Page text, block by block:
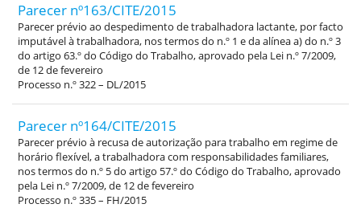
Parecer nº163/CITE/2015
Parecer prévio ao despedimento de trabalhadora lactante, por facto
imputável à trabalhadora, nos termos do n.º 1 e da alínea a) do n.º 3
do artigo 63.º do Código do Trabalho, aprovado pela Lei n.º 7/2009,
de 12 de fevereiro
Processo n.º 322 – DL/2015
Parecer nº164/CITE/2015
Parecer prévio à recusa de autorização para trabalho em regime de
horário flexível, a trabalhadora com responsabilidades familiares,
nos termos do n.º 5 do artigo 57.º do Código do Trabalho, aprovado
pela Lei n.º 7/2009, de 12 de fevereiro
Processo n.º 335 – FH/2015